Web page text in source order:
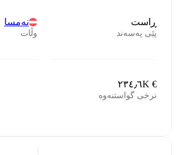
ڕاست
پێی پەسەند
نەمسا
وڵات
€ ٢٣٤٫٦K
نرخی گواستنەوە